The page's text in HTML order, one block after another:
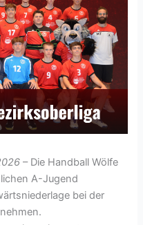
– Die Handball Wölfe
A-Jugend
bei der